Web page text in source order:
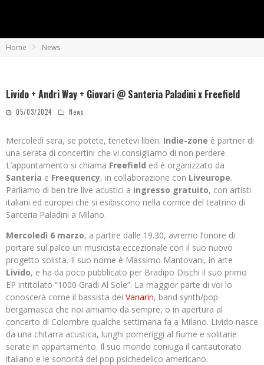
Home News
Livido + Andri Way + Giovari @ Santeria Paladini x Freefield
05/03/2024 News
Mercoledì sera, se potete, tenetevi liberi. Indie-zone è partner di
una serata di concertini che vi consigliamo di non perdere.
L’appuntamento si chiama Freefield ed è organizzato da
Santeria e Freequency, in collaborazione con Liveurope.
Parliamo di ben tre live acustici a ingresso gratuito, con artisti
italiani ed europei che si esibiscono nella cornice del teatrino di
Santeria Paladini a Milano.
Mercoledì 6 marzo, a partire dalle 19.30, avremo l’onore di
portare sul palco un musicista eccezionale con il suo nuovo
progetto solista. Il suo nome è Massimo Mantovani, in arte
Livido, e ha da poco pubblicato per Bradipo Dischi il suo primo
EP intitolato “1000 Gradi Al Sole”. La maggior parte di voi lo
conoscerà come il bassista dei Vanarin, band synth/pop
bergamasca che noi amiamo da sempre, o in apertura al
concerto di Colombre qualche settimana fa a Milano. Livido nasce
da una chitarra acustica, lunghi pomeriggi al fiume e solitarie
serate in appartamento. Il suo mondo coniuga il cantautorato
italiano e le sonorità del pop psichedelico americano.